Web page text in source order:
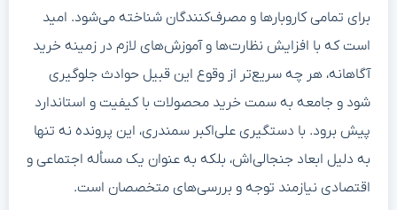
برای تمامی کاروبارها و مصرف‌کنندگان شناخته می‌شود. امید
است که با افزایش نظارت‌ها و آموزش‌های لازم در زمینه خرید
آگاهانه، هر چه سریع‌تر از وقوع این قبیل حوادث جلوگیری
شود و جامعه به سمت خرید محصولات با کیفیت و استاندارد
پیش برود. با دستگیری علی‌اکبر سمندری، این پرونده نه تنها
به دلیل ابعاد جنجالی‌اش، بلکه به عنوان یک مسأله اجتماعی و
اقتصادی نیازمند توجه و بررسی‌های متخصصان است.